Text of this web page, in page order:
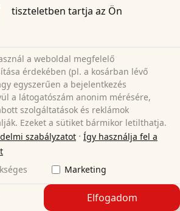
20 cm
123 900,00 Ft
Ingyenes szállítás
Azonnal elérhető
tiszteletben tartja az Ön
a weboldal megfelelő
érdekében (pl. a kosárban lévő
egyszerűen a bejelentkezés
a látogatószám anonim mérésére,
szolgáltatások és reklámok
Ezeket a sütiket bármikor letilthatja.
szabályzatot · Így használja fel a
Marketing
Elfogadom